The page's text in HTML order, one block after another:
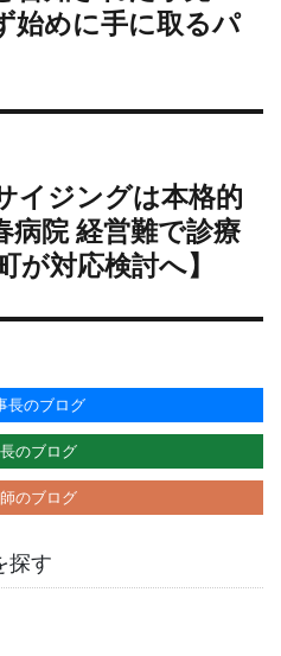
始めに手に取るパ
イジングは本格的
病院 経営難で診療
が対応検討へ】
長のブログ
のブログ
のブログ
探す